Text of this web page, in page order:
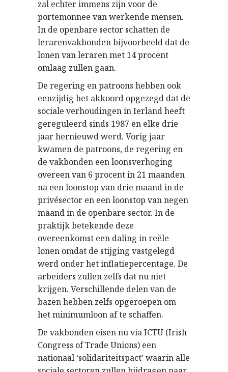
zal echter immens zijn voor de
portemonnee van werkende mensen.
In de openbare sector schatten de
lerarenvakbonden bijvoorbeeld dat de
lonen van leraren met 14 procent
omlaag zullen gaan.
De regering en patroons hebben ook
eenzijdig het akkoord opgezegd dat de
sociale verhoudingen in Ierland heeft
gereguleerd sinds 1987 en elke drie
jaar hernieuwd werd. Vorig jaar
kwamen de patroons, de regering en
de vakbonden een loonsverhoging
overeen van 6 procent in 21 maanden
na een loonstop van drie maand in de
privésector en een loonstop van negen
maand in de openbare sector. In de
praktijk betekende deze
overeenkomst een daling in reële
lonen omdat de stijging vastgelegd
werd onder het inflatiepercentage. De
arbeiders zullen zelfs dat nu niet
krijgen. Verschillende delen van de
bazen hebben zelfs opgeroepen om
het minimumloon af te schaffen.
De vakbonden eisen nu via ICTU (Irish
Congress of Trade Unions) een
nationaal ‘solidariteitspact’ waarin alle